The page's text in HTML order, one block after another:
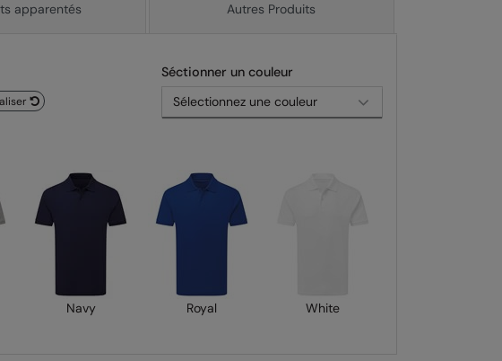
apparentés Autres Produits
Séctionner un couleur
Navy Royal White